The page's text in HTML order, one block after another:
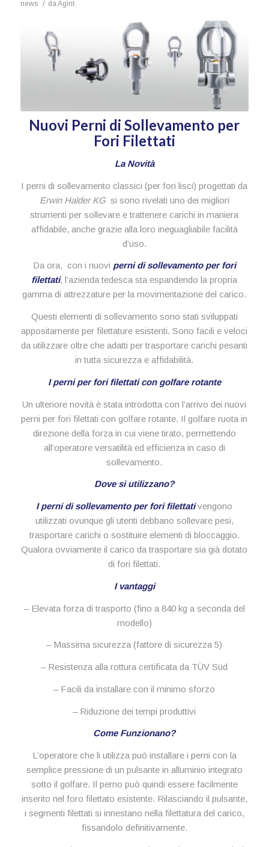
news
/ daAgint
Nuovi Perni di Sollevamento per
Fori Filettati
La Novità
I perni di sollevamento classici (per fori lisci) progettati da
Erwin Halder KGsi sono rivelati uno dei migliori
strumenti per sollevare e trattenere carichi in maniera
affidabile, anche grazie alla loro ineguagliabile facilità
d’uso.
Da ora, con i nuovi perni di sollevamento per fori
filettati, l’azienda tedesca sta espandendo la propria
gamma di attrezzature per la movimentazione del carico.
Questi elementi di sollevamento sono stati sviluppati
appositamente per filettature esistenti. Sono facili e veloci
da utilizzare oltre che adatti per trasportare carichi pesanti
in tutta sicurezza e affidabilità.
I perni per fori filettati con golfare rotante
Un ulteriore novità è stata introdotta con l’arrivo dei nuovi
perni per fori filettati con golfare rotante. Il golfare ruota in
direzione della forza in cui viene tirato, permettendo
all’operatore versatilità ed efficienza in caso di
sollevamento.
Dove si utilizzano?
I perni di sollevamento per fori filettativengono
utilizzati ovunque gli utenti debbano sollevare pesi,
trasportare carichi o sostituire elementi di bloccaggio.
Qualora ovviamente il carico da trasportare sia già dotato
di fori filettati.
I vantaggi
– Elevata forza di trasporto (fino a 840 kg a seconda del
modello)
– Massima sicurezza (fattore di sicurezza 5)
– Resistenza alla rottura certificata da TÜV Süd
– Facili da installare con il minimo sforzo
– Riduzione dei tempi produttivi
Come Funzionano?
L’operatore che li utilizza può installare i perni con la
semplice pressione di un pulsante in alluminio integrato
sotto il golfare. Il perno può quindi essere facilmente
inserito nel foro filettato esistente. Rilasciando il pulsante,
i segmenti filettati si innestano nella filettatura del carico,
fissandolo definitivamente.